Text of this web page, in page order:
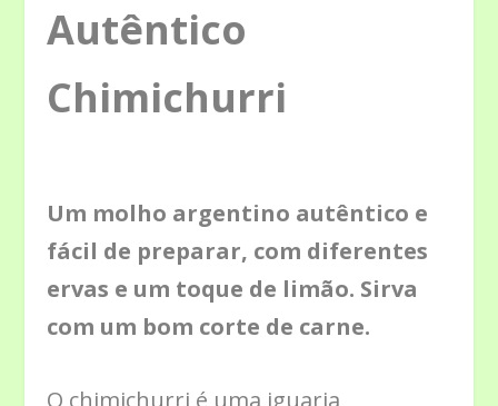
Autêntico
Chimichurri
Um molho argentino autêntico e
fácil de preparar, com diferentes
ervas e um toque de limão. Sirva
com um bom corte de carne.